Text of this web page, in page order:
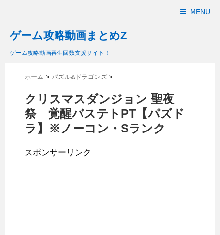
MENU
ゲーム攻略動画まとめZ
ゲーム攻略動画再生回数支援サイト！
ホーム > パズル&ドラゴンズ >
クリスマスダンジョン 聖夜
祭 覚醒バステトPT【パズド
ラ】※ノーコン・Sランク
スポンサーリンク